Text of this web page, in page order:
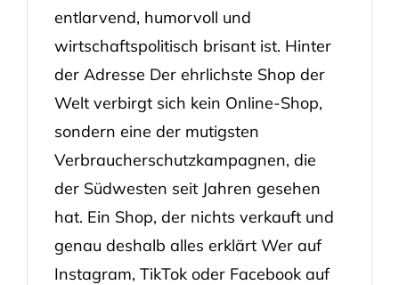
entlarvend, humorvoll und
wirtschaftspolitisch brisant ist. Hinter
der Adresse Der ehrlichste Shop der
Welt verbirgt sich kein Online-Shop,
sondern eine der mutigsten
Verbraucherschutzkampagnen, die
der Südwesten seit Jahren gesehen
hat. Ein Shop, der nichts verkauft und
genau deshalb alles erklärt Wer auf
Instagram, TikTok oder Facebook auf